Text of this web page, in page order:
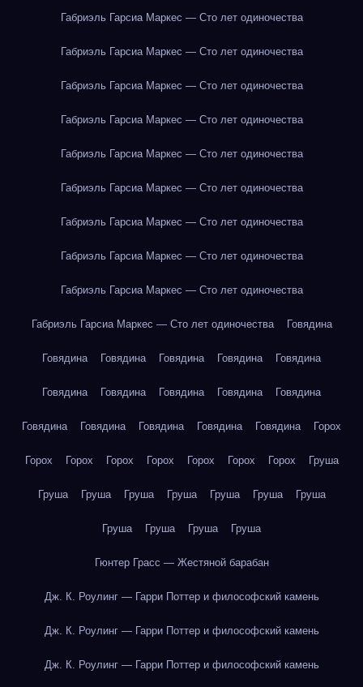
Габриэль Гарсиа Маркес — Сто лет одиночества
Габриэль Гарсиа Маркес — Сто лет одиночества
Габриэль Гарсиа Маркес — Сто лет одиночества
Габриэль Гарсиа Маркес — Сто лет одиночества
Габриэль Гарсиа Маркес — Сто лет одиночества
Габриэль Гарсиа Маркес — Сто лет одиночества
Габриэль Гарсиа Маркес — Сто лет одиночества
Габриэль Гарсиа Маркес — Сто лет одиночества
Габриэль Гарсиа Маркес — Сто лет одиночества
Габриэль Гарсиа Маркес — Сто лет одиночества Говядина
Говядина Говядина Говядина Говядина Говядина
Говядина Говядина Говядина Говядина Говядина
Говядина Говядина Говядина Говядина Говядина Горох
Горох Горох Горох Горох Горох Горох Горох Груша
Груша Груша Груша Груша Груша Груша Груша
Груша Груша Груша Груша
Гюнтер Грасс — Жестяной барабан
Дж. К. Роулинг — Гарри Поттер и философский камень
Дж. К. Роулинг — Гарри Поттер и философский камень
Дж. К. Роулинг — Гарри Поттер и философский камень